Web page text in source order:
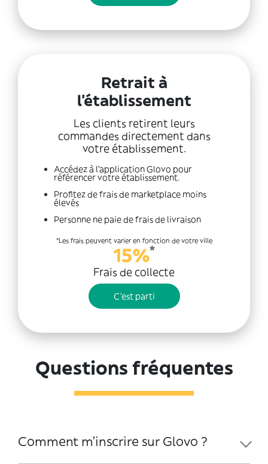
Retrait à
l'établissement
Les clients retirent leurs
commandes directement dans
votre établissement.
Accédez à l'application Glovo pour
référencer votre établissement.
Profitez de frais de marketplace moins
élevés
Personne ne paie de frais de livraison
*Les frais peuvent varier en fonction de votre ville
15%*
Frais de collecte
C'est parti
Questions fréquentes
Comment m'inscrire sur Glovo ?